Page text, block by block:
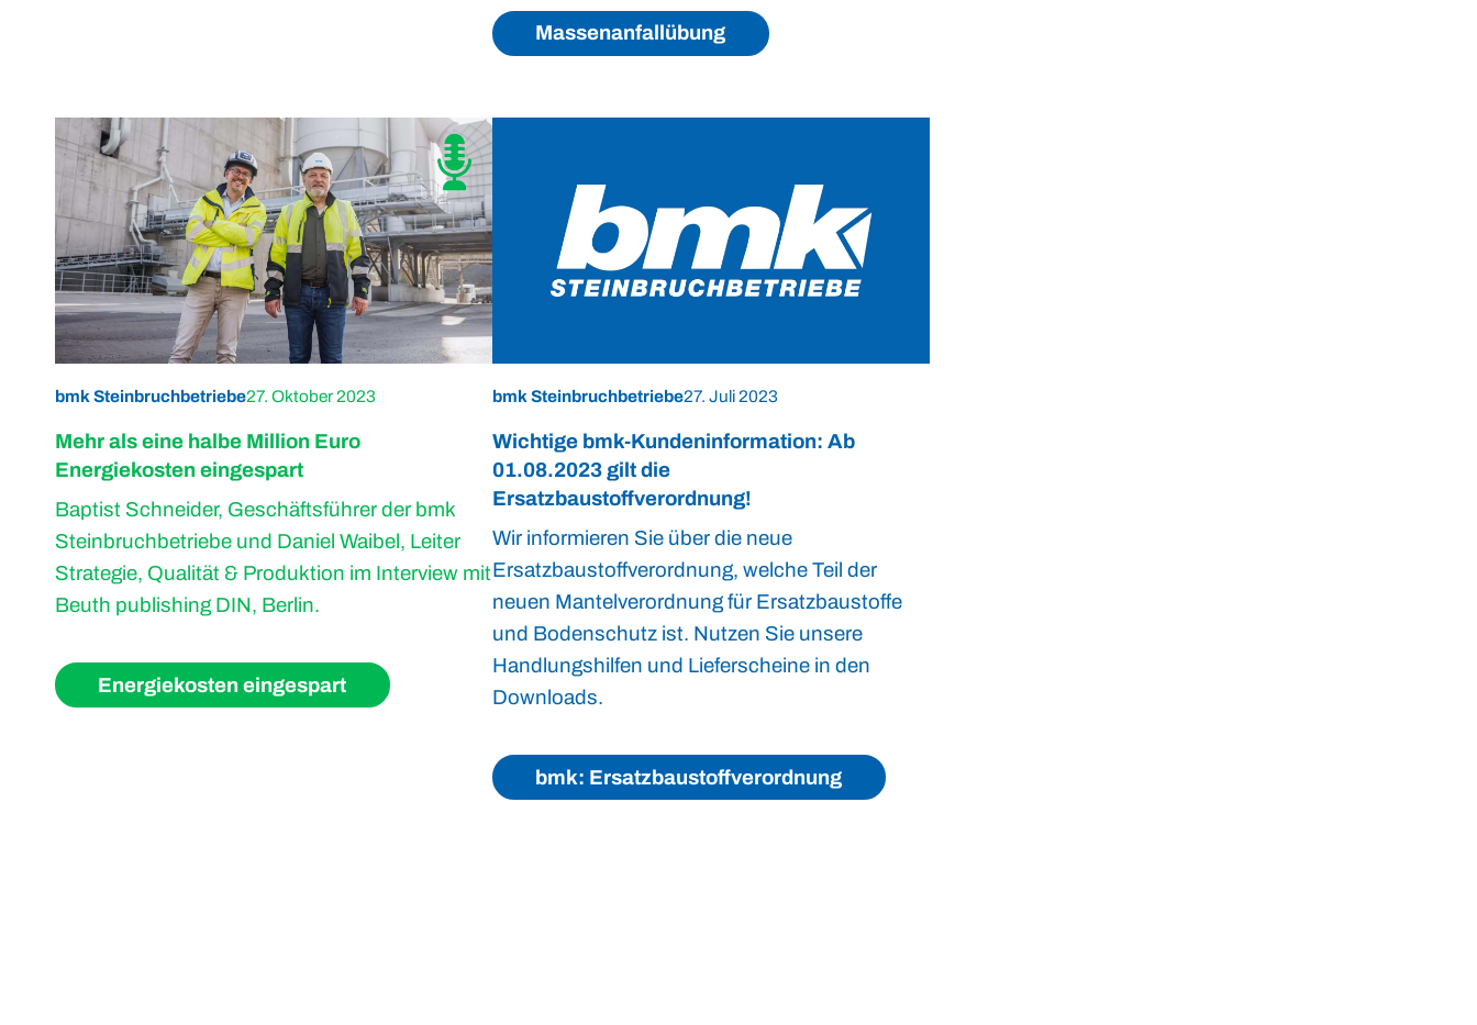
Massenanfallübung
bmk Steinbruchbetriebe27. Oktober 2023
Mehr als eine halbe Million Euro
Energiekosten eingespart
Baptist Schneider, Geschäftsführer der bmk
Steinbruchbetriebe und Daniel Waibel, Leiter
Strategie, Qualität & Produktion im Interview mit
Beuth publishing DIN, Berlin.
Energiekosten eingespart
bmk Steinbruchbetriebe27. Juli 2023
Wichtige bmk-Kundeninformation: Ab
01.08.2023 gilt die
Ersatzbaustoffverordnung!
Wir informieren Sie über die neue
Ersatzbaustoffverordnung, welche Teil der
neuen Mantelverordnung für Ersatzbaustoffe
und Bodenschutz ist. Nutzen Sie unsere
Handlungshilfen und Lieferscheine in den
Downloads.
bmk: Ersatzbaustoffverordnung